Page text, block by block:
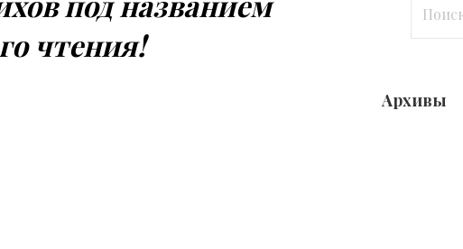
чтения!
Архивы